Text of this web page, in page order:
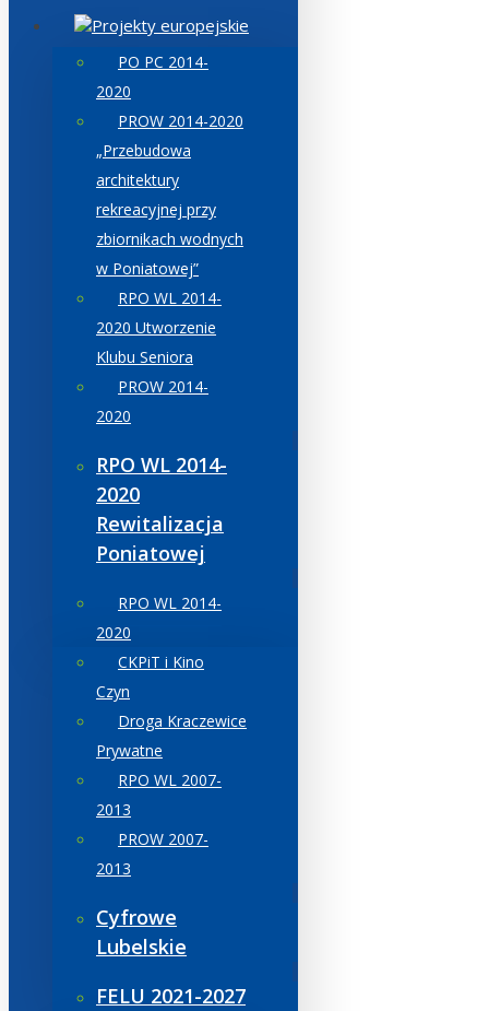
Projekty europejskie
PO PC 2014-
2020
PROW 2014-2020
„Przebudowa
architektury
rekreacyjnej przy
zbiornikach wodnych
w Poniatowej”
RPO WL 2014-
2020 Utworzenie
Klubu Seniora
PROW 2014-
2020
RPO WL 2014-
2020
Rewitalizacja
Poniatowej
RPO WL 2014-
2020
CKPiT i Kino
Czyn
Droga Kraczewice
Prywatne
RPO WL 2007-
2013
PROW 2007-
2013
Cyfrowe
Lubelskie
FELU 2021-2027